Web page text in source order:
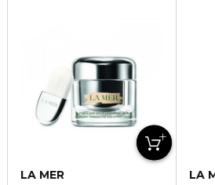
LA MER
LA